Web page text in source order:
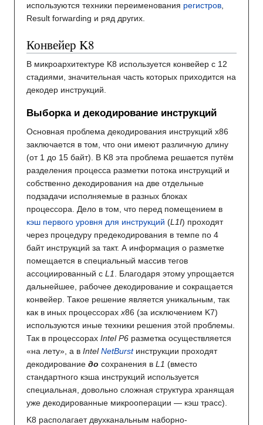
используются техники переименования регистров,
Result forwarding и ряд других.
Конвейер K8
В микроархитектуре K8 используется конвейер с 12
стадиями, значительная часть которых приходится на
декодер инструкций.
Выборка и декодирование инструкций
Основная проблема декодирования инструкций x86
заключается в том, что они имеют различную длину
(от 1 до 15 байт). В K8 эта проблема решается путём
разделения процесса разметки потока инструкций и
собственно декодирования на две отдельные
подзадачи исполняемые в разных блоках
процессора. Дело в том, что перед помещением в
кэш первого уровня для инструкций (L1I) проходят
через процедуру предекодирования в темпе по 4
байт инструкций за такт. А информация о разметке
помещается в специальный массив тегов
ассоциированный с L1
. Благодаря этому упрощается
дальнейшее, рабочее декодирование и сокращается
конвейер. Такое решение является уникальным, так
как в иных процессорах x86 (за исключением K7)
используются иные техники решения этой проблемы.
Так в процессорах Intel P6 разметка осуществляется
«на лету», а в Intel NetBurstинструкции проходят
декодирование до сохранения в L1 (вместо
стандартного кэша инструкций используется
специальная, довольно сложная структура хранящая
уже декодированные микрооперации — кэш трасс).
K8 располагает двухканальным наборно-